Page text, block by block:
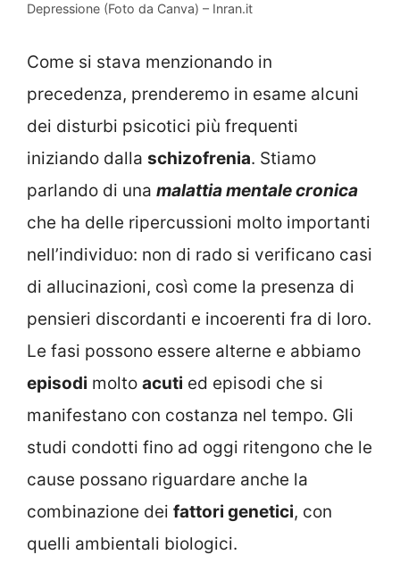
Depressione (Foto da Canva) – Inran.it
Come si stava menzionando in
precedenza, prenderemo in esame alcuni
dei disturbi psicotici più frequenti
iniziando dalla schizofrenia. Stiamo
parlando di una malattia mentale cronica
che ha delle ripercussioni molto importanti
nell’individuo: non di rado si verificano casi
di allucinazioni, così come la presenza di
pensieri discordanti e incoerenti fra di loro.
Le fasi possono essere alterne e abbiamo
episodi molto acuti ed episodi che si
manifestano con costanza nel tempo. Gli
studi condotti fino ad oggi ritengono che le
cause possano riguardare anche la
combinazione dei fattori genetici, con
quelli ambientali biologici.